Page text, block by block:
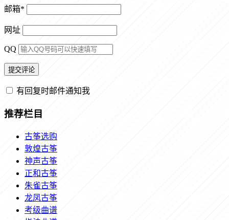
邮箱*
网址
QQ
有回复时邮件通知我
推荐栏目
古筝选购
敦煌古筝
神声古筝
正和古筝
朱雀古筝
龙凤古筝
考级曲谱